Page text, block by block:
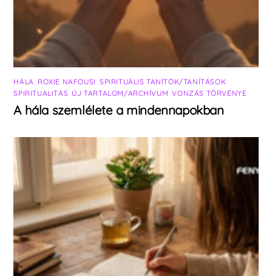
HÁLA ROXIE NAFOUSI SPIRITUÁLIS TANÍTÓK/TANÍTÁSOK
SPIRITUALITÁS ÚJ TARTALOM/ARCHÍVUM ,VONZÁS TÖRVÉNYE
A hála szemlélete a mindennapokban